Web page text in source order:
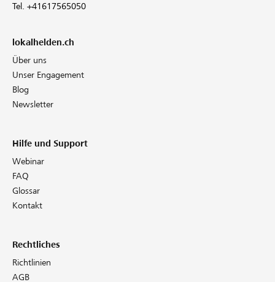
Tel. +41617565050
lokalhelden.ch
Über uns
Unser Engagement
Blog
Newsletter
Hilfe und Support
Webinar
FAQ
Glossar
Kontakt
Rechtliches
Richtlinien
AGB